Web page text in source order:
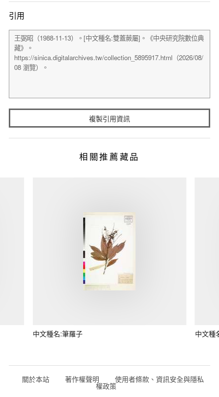
引用
複製引用資訊
相關推薦藏品
中文種名:筆羅子 中文種
關於本站 著作權聲明 使用者條款、資訊安全與隱私
權政策